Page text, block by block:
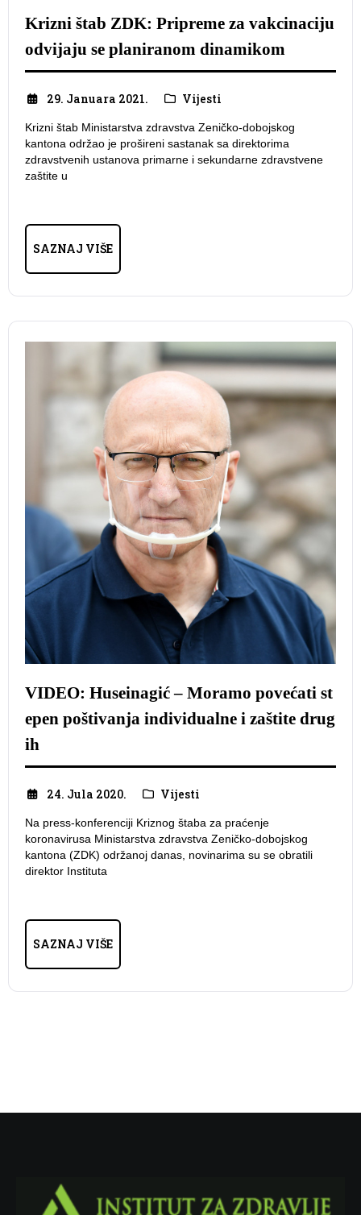
Krizni štab ZDK: Pripreme za vakcinaciju
odvijaju se planiranom dinamikom
29. Januara 2021. Vijesti
Krizni štab Ministarstva zdravstva Zeničko-dobojskog
kantona održao je prošireni sastanak sa direktorima
zdravstvenih ustanova primarne i sekundarne zdravstvene
zaštite u
SAZNAJ VIŠE
VIDEO: Huseinagić – Moramo povećati st
epen poštivanja individualne i zaštite drug
ih
24. Jula 2020. Vijesti
Na press-konferenciji Kriznog štaba za praćenje
koronavirusa Ministarstva zdravstva Zeničko-dobojskog
kantona (ZDK) održanoj danas, novinarima su se obratili
direktor Instituta
SAZNAJ VIŠE